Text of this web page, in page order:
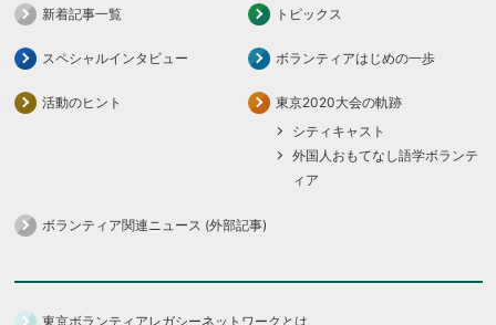
新着記事一覧 トピックス
スペシャルインタビュー ボランティアはじめの一歩
活動のヒント
東京2020大会の軌跡
シティキャスト
外国人おもてなし語学ボランテ
ィア
ボランティア関連ニュース (外部記事)
東京ボランティアレガシーネットワークとは